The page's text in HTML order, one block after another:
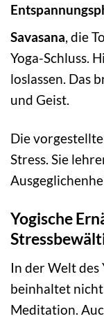
Savasana, die
Yoga-Schluss.
loslassen. Das
und Geist.
Die
Stress. Sie
Yogische
In der Welt des
beinhaltet
Meditation.